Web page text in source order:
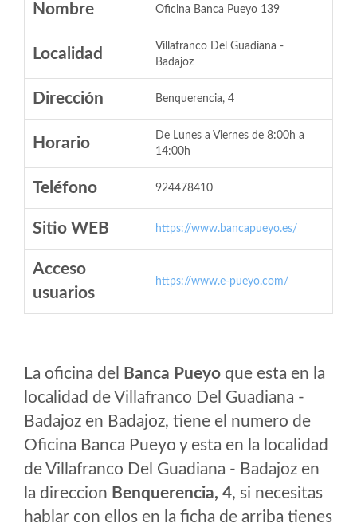
Nombre Oficina Banca Pueyo 139
Localidad
Villafranco Del Guadiana -
Badajoz
Dirección Benquerencia, 4
Horario
De Lunes a Viernes de 8:00h a
14:00h
Teléfono 924478410
Sitio WEB https://www.bancapueyo.es/
Acceso
usuarios
https://www.e-pueyo.com/
La oficina del Banca Pueyo que esta en la
localidad de Villafranco Del Guadiana -
Badajoz en Badajoz, tiene el numero de
Oficina Banca Pueyo y esta en la localidad
de Villafranco Del Guadiana - Badajoz en
la direccion Benquerencia, 4, si necesitas
hablar con ellos en la ficha de arriba tienes